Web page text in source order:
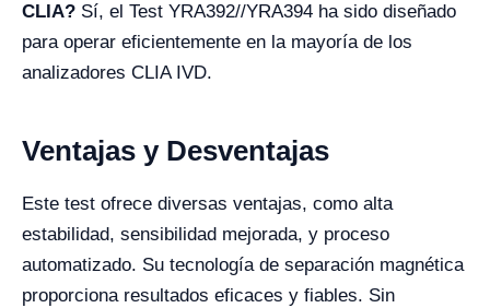
CLIA? Sí, el Test YRA392//YRA394 ha sido diseñado
para operar eficientemente en la mayoría de los
analizadores CLIA IVD.
Ventajas y Desventajas
Este test ofrece diversas ventajas, como alta
estabilidad, sensibilidad mejorada, y proceso
automatizado. Su tecnología de separación magnética
proporciona resultados eficaces y fiables. Sin